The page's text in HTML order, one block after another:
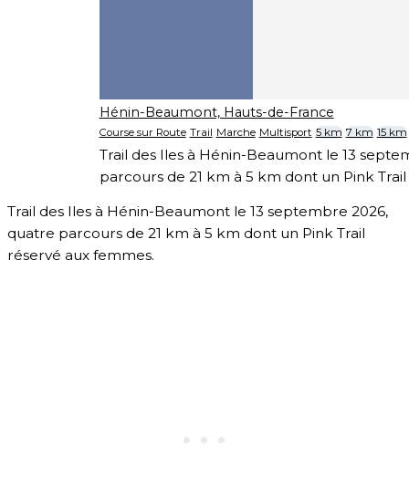
Hénin-Beaumont, Hauts-de-France
Course sur Route Trail Marche Multisport 5 km 7 km 15 km
Trail des Iles à Hénin-Beaumont le 13
parcours de 21 km à 5 km dont un Pink
Trail des Iles à Hénin-Beaumont le 13 septembre 2026,
quatre parcours de 21 km à 5 km dont un Pink Trail
réservé aux femmes.